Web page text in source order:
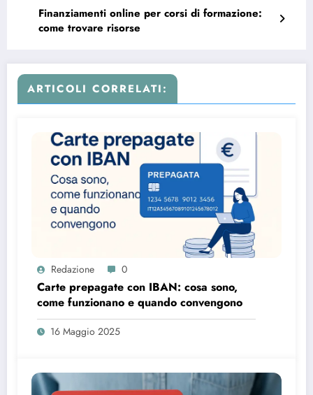
Finanziamenti online per corsi di formazione:
come trovare risorse
ARTICOLI CORRELATI:
Redazione 0
Carte prepagate con IBAN: cosa sono,
come funzionano e quando convengono
16 Maggio 2025